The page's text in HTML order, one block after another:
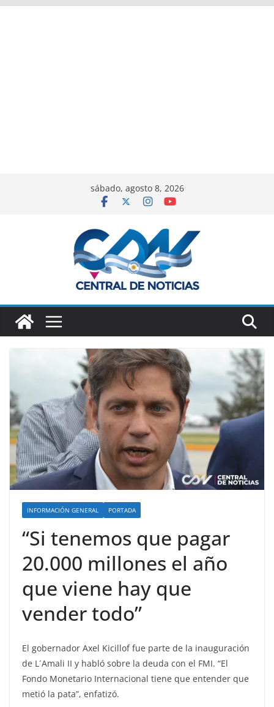
sábado, agosto 8, 2026
INFORMACIÓN GENERAL PORTADA
“Si tenemos que pagar
20.000 millones el año
que viene hay que
vender todo”
El gobernador Axel Kicillof fue parte de la inauguración
de L´Amali II y habló sobre la deuda con el FMI. “El
Fondo Monetario Internacional tiene que entender que
metió la pata”, enfatizó.